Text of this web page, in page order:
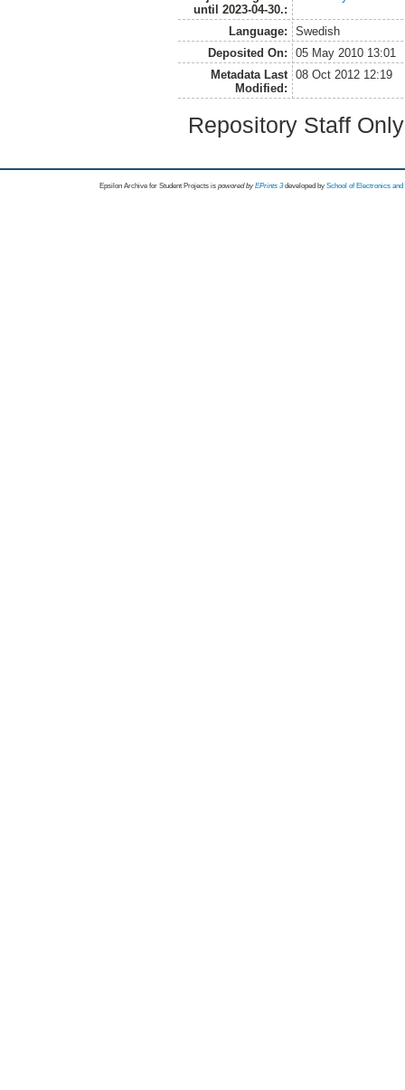
until 2023-04-30.:
Language:
Swedish
Deposited On:
05 May 2010 13:01
Metadata Last
Modified:
08 Oct 2012 12:19
Repository Staff
Epsilon Archive for Student Projects is powored byEPrints 3 developed by School of Electronics